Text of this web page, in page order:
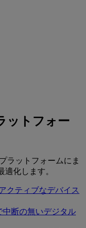
ットフォー
ラットフォームにま
適化します。
クティブなデバイス
中断の無いデジタル